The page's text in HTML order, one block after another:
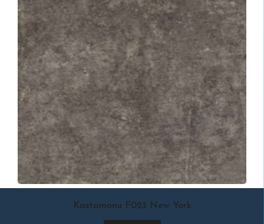
Kastamonu F023 New York